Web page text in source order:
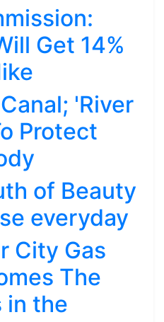
Get 14%
'River
Protect
of Beauty
everyday
City Gas
The
in the